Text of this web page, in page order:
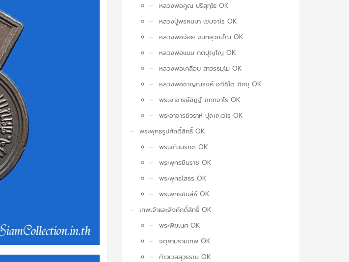
หลวงพ่อคูณ ปริสุทฺโธ OK
หลวงปู่พรหมมา เขมจาโร OK
หลวงพ่อจ้อย จนฺทสุวณฺโณ OK
หลวงพ่อแนม กตปุญโญ OK
หลวงพ่อเคลือบ สาวรธมฺโม OK
หลวงพ่อชาญณรงค์ อภิชิโต ภิกขุ OK
พระอาจารย์อิฏฐ์ ภทฺทจาโร OK
พระอาจารย์วราห์ ปุญญวโร OK
พระพุทธรูปศักดิ์สิทธิ์ OK
พระแก้วมรกต OK
พระพุทธชินราช OK
พระพุทธโสธร OK
พระพุทธชินสีห์ OK
เทพเจ้าและสิ่งศักดิ์สิทธิ์ OK
พระพิฆเนศ OK
จตุคามรามเทพ OK
ท้าวเวสสุวรรณ OK